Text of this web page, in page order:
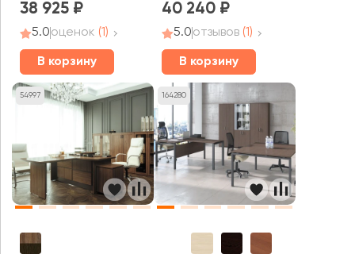
38 925
5.0оценок (1)
В корзину
40 240
5.0отзывов (1)
В корзину
54997 164280